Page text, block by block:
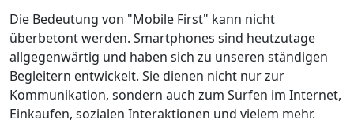
Die Bedeutung von "Mobile First" kann nicht
überbetont werden. Smartphones sind heutzutage
allgegenwärtig und haben sich zu unseren ständigen
Begleitern entwickelt. Sie dienen nicht nur zur
Kommunikation, sondern auch zum Surfen im Internet,
Einkaufen, sozialen Interaktionen und vielem mehr.